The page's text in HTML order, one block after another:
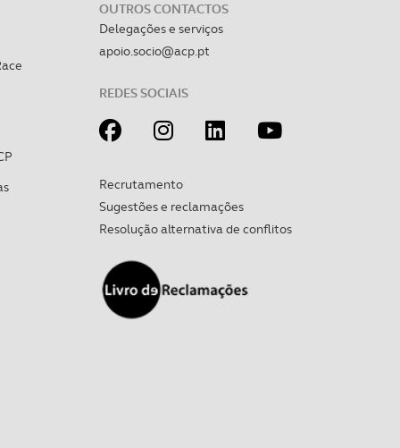
OUTROS CONTACTOS
Delegações e serviços
apoio.socio@acp.pt
REDES SOCIAIS
Recrutamento
Sugestões e reclamações
Resolução alternativa de conflitos